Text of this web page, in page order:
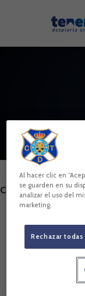
Skip to main content
POSICIÓN
CENTROCAMPISTA
Al hacer clic en
se guarden en su
analizar el uso del
marketing.
Rechazar